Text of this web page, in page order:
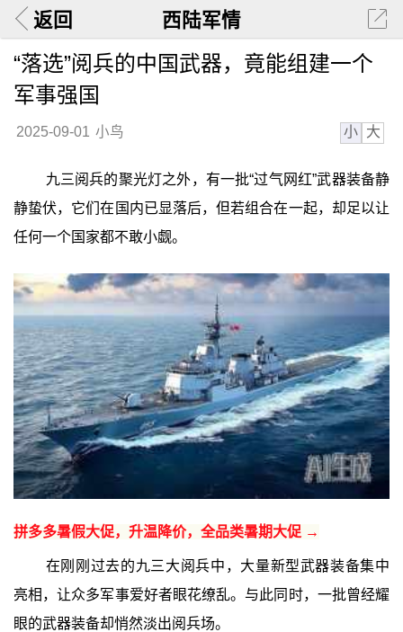
返回 西陆军情
“落选”阅兵的中国武器，竟能组建一个
军事强国
2025-09-01 小鸟 小 大
九三阅兵的聚光灯之外，有一批“过气网红”武器装备静
静蛰伏，它们在国内已显落后，但若组合在一起，却足以让
任何一个国家都不敢小觑。
拼多多暑假大促，升温降价，全品类暑期大促 →
在刚刚过去的九三大阅兵中，大量新型武器装备集中
亮相，让众多军事爱好者眼花缭乱。与此同时，一批曾经耀
眼的武器装备却悄然淡出阅兵场。